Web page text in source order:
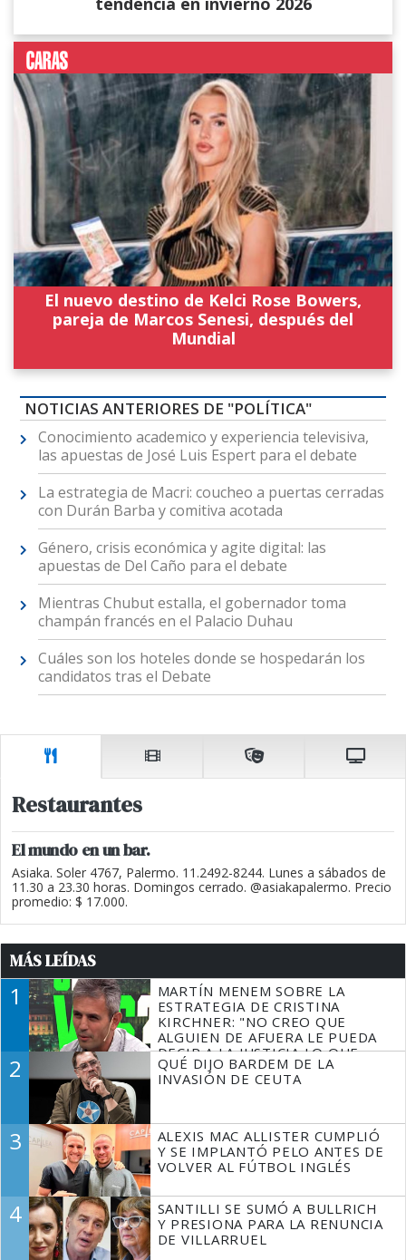
El nuevo destino de Kelci Rose Bowers,
pareja de Marcos Senesi, después del
Mundial
NOTICIAS ANTERIORES DE "POLÍTICA"
Conocimiento academico y experiencia televisiva,
las apuestas de José Luis Espert para el debate
La estrategia de Macri: coucheo a puertas cerradas
con Durán Barba y comitiva acotada
Género, crisis económica y agite digital: las
apuestas de Del Caño para el debate
Mientras Chubut estalla, el gobernador toma
champán francés en el Palacio Duhau
Cuáles son los hoteles donde se hospedarán los
candidatos tras el Debate
Restaurantes
El mundo en un bar.
Asiaka. Soler 4767, Palermo. 11.2492-8244. Lunes a sábados de
11.30 a 23.30 horas. Domingos cerrado. @asiakapalermo. Precio
promedio: $ 17.000.
MÁS LEÍDAS
1
MARTÍN MENEM SOBRE LA
ESTRATEGIA DE CRISTINA
KIRCHNER: "NO CREO QUE
ALGUIEN DE AFUERA LE PUEDA
DECIR A LA JUSTICIA LO QUE
TIENE QUE HACER"
2
QUÉ DIJO BARDEM DE LA
INVASIÓN DE CEUTA
3
ALEXIS MAC ALLISTER CUMPLIÓ
Y SE IMPLANTÓ PELO ANTES DE
VOLVER AL FÚTBOL INGLÉS
4
SANTILLI SE SUMÓ A BULLRICH
Y PRESIONA PARA LA RENUNCIA
DE VILLARRUEL